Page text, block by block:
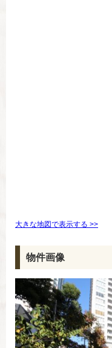
大きな地図で表示する >>
物件画像